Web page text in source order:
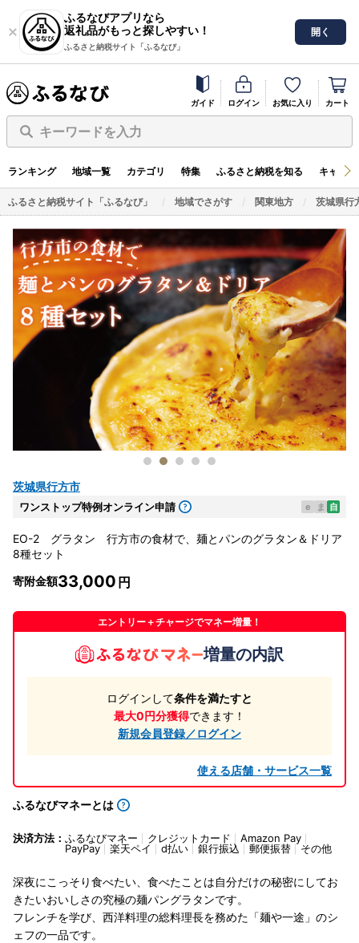
ふるなびアプリなら
返礼品がもっと探しやすい！
ふるさと納税サイト「ふるなび」
開く
ガイド ログイン お気に入り カート
キーワードを入力
ランキング 地域一覧 カテゴリ 特集 ふるさと納税を知る キャン
ふるさと納税サイト「ふるなび」 地域でさがす 関東地方 茨城県行
茨城県行方市
ワンストップ特例オンライン申請 e ま 自
EO-2 グラタン 行方市の食材で、麺とパンのグラタン＆ドリア
8種セット
寄附金額33,000
エントリー＋チャージでマネー増量！
増量の内訳
ログインして条件を満たすと
最大0円分獲得できます！
新規会員登録／ログイン
使える店舗・サービス一覧
ふるなびマネーとは
決済方法： ふるなびマネー クレジットカード
Amazon Pay
PayPay
楽天ペイ d払い 銀行振込 郵便振替 その他
深夜にこっそり食べたい、食べたことは自分だけの秘密にしてお
きたいおいしさの究極の麺パングラタンです。
フレンチを学び、西洋料理の総料理長を務めた「麺や一途」のシ
ェフの一品です。